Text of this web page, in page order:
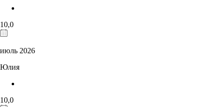
10,0
июль 2026
Юлия
10,0